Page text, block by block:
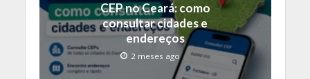
CEP no Ceará: como
consultar cidades e
endereços
2 meses ago